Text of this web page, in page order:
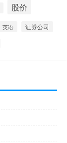
股价
英语 证券公司